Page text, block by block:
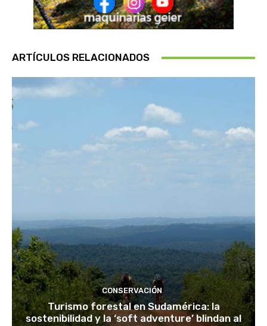
ARTÍCULOS RELACIONADOS
CONSERVACIÓN
Turismo forestal en Sudamérica: la
sostenibilidad y la ‘soft adventure’ blindan al